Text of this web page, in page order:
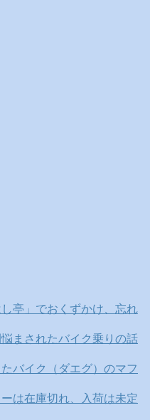
亭」でおくずかけ、忘れ
まされたバイク乗りの話
バイク（ダエグ）のマフ
は在庫切れ、入荷は未定